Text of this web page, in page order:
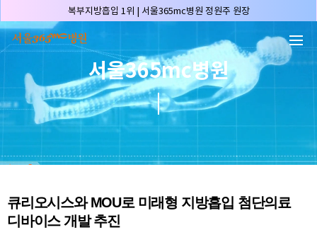
복부지방흡입 1위 | 서울365mc병원 정원주 원장
허파고리 1위 | 서울365mc병원 이성훈 부병원장(4개월 연속)
얼굴지방흡입 1위 | 서울365mc병원 서성익 원장(3년 연속)
배파가리 1위 | 서울365mc병원 서성익 원장
🏆대한민국 최대 15층 규모 지방흡입 특화 병원🏆
🏆대한민국 첫번째 '병원급' 지방흡입 병원🏆
🏆대한민국 최다 지방흡입 케이스 370,884건🏆
복부지방흡입 1위 | 서울365mc병원 정원주 원장
허파고리 1위 | 서울365mc병원 이성훈 부병원장(4개월 연속)
서울365mc병원
큐리오시스와 MOU로 미래형 지방흡입 첨단의료
디바이스 개발 추진